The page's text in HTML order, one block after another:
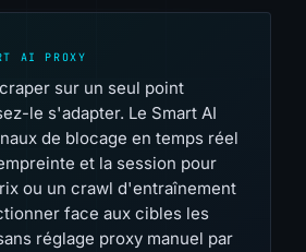
AI PROXY
sur un seul point
le s'adapter. Le Smart AI
de blocage en temps réel
et la session pour
ou un crawl d'entraînement
face aux cibles les
réglage proxy manuel par